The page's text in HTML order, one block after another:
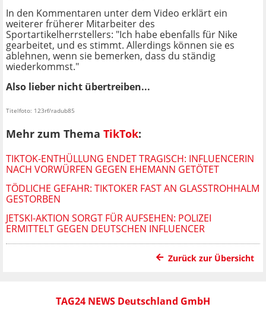
In den Kommentaren unter dem Video erklärt ein
weiterer früherer Mitarbeiter des
Sportartikelherrstellers: "Ich habe ebenfalls für Nike
gearbeitet, und es stimmt. Allerdings können sie es
ablehnen, wenn sie bemerken, dass du ständig
wiederkommst."
Also lieber nicht übertreiben...
Titelfoto: 123rf/radub85
Mehr zum Thema TikTok:
TIKTOK-ENTHÜLLUNG ENDET TRAGISCH: INFLUENCERIN
NACH VORWÜRFEN GEGEN EHEMANN GETÖTET
TÖDLICHE GEFAHR: TIKTOKER FAST AN GLASSTROHHALM
GESTORBEN
JETSKI-AKTION SORGT FÜR AUFSEHEN: POLIZEI
ERMITTELT GEGEN DEUTSCHEN INFLUENCER
Zurück zur Übersicht
TAG24 NEWS Deutschland GmbH